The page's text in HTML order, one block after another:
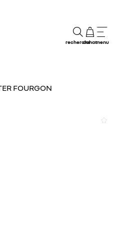
rechercheachatmenu
FOURGON